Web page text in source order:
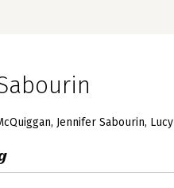
Jennifer Sabourin Lucy